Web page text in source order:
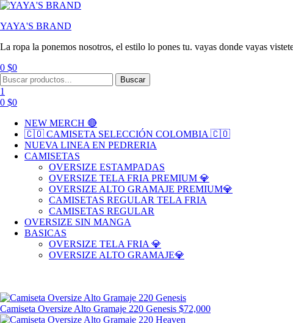
YAYA'S BRAND
La ropa la ponemos nosotros, el estilo lo pones tu. vayas donde vayas
0 $0
Menu
Search
for:
Buscar
1
0 $0
NEW MERCH 🔴
🇨🇴 CAMISETA SELECCIÓN COLOMBIA 🇨🇴
NUEVA LINEA EN PEDRERIA
CAMISETAS
OVERSIZE ESTAMPADAS
OVERSIZE TELA FRIA PREMIUM 💎
OVERSIZE ALTO GRAMAJE PREMIUM💎
CAMISETAS REGULAR TELA FRIA
CAMISETAS REGULAR
OVERSIZE SIN MANGA
BASICAS
OVERSIZE TELA FRIA 💎
OVERSIZE ALTO GRAMAJE💎
Camiseta Oversize Alto Gramaje 220 Genesis $72,000